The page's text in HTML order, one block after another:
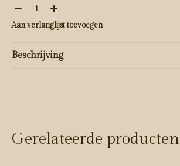
Aantal:
Aan verlanglijst toevoegen
Beschrijving
Gerelateerde producten